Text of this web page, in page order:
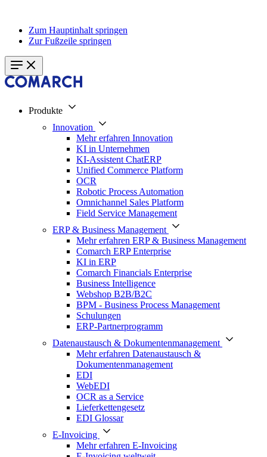
Zum Hauptinhalt springen
Zur Fußzeile springen
Produkte
Innovation
Mehr erfahren Innovation
KI in Unternehmen
KI-Assistent ChatERP
Unified Commerce Platform
OCR
Robotic Process Automation
Omnichannel Sales Platform
Field Service Management
ERP & Business Management
Mehr erfahren ERP & Business Management
Comarch ERP Enterprise
KI in ERP
Comarch Financials Enterprise
Business Intelligence
Webshop B2B/B2C
BPM - Business Process Management
Schulungen
ERP-Partnerprogramm
Datenaustausch & Dokumentenmanagement
Mehr erfahren Datenaustausch &
Dokumentenmanagement
EDI
WebEDI
OCR as a Service
Lieferkettengesetz
EDI Glossar
E-Invoicing
Mehr erfahren E-Invoicing